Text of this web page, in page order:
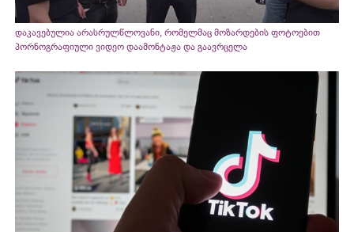
დაკავებულია არასრულწლოვანი, რომელმაც მოზარდების ფოტოებით
პორნოგრაფიული ვიდეო დაამონტაჟა და გაავრცელა